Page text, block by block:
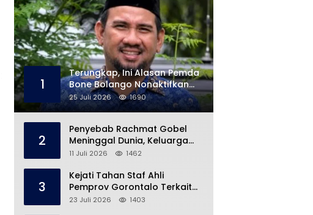
1
Terungkap, Ini Alasan Pemda
Bone Bolango Nonaktifkan
Kades Toto Utara
25 Juli 2026 1690
2
Penyebab Rachmat Gobel
Meninggal Dunia, Keluarga
Ungkap Kondisi Terakhir
11 Juli 2026 1462
3
Kejati Tahan Staf Ahli
Pemprov Gorontalo Terkait
Dugaan Korupsi Rp5 Miliar
23 Juli 2026 1403